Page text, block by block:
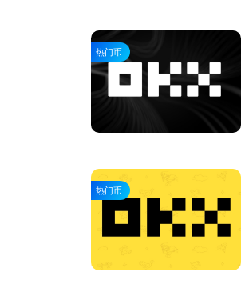
热门币
热门币